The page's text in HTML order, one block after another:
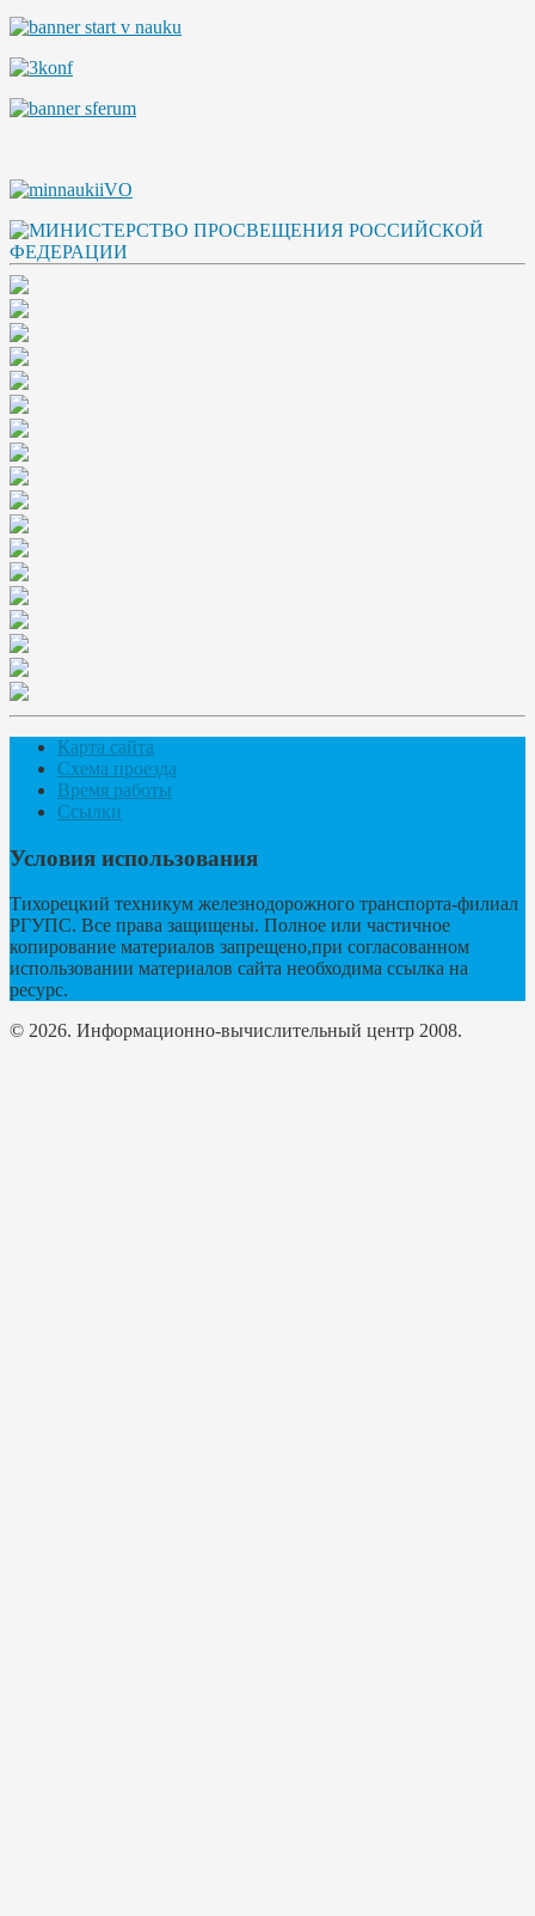
Карта сайта
Схема проезда
Время работы
Ссылки
Условия использования
Тихорецкий техникум железнодорожного транспорта-филиал
РГУПС. Все права защищены. Полное или частичное
копирование материалов запрещено,при согласованном
использовании материалов сайта необходима ссылка на
ресурс.
© 2026. Информационно-вычислительный центр 2008.